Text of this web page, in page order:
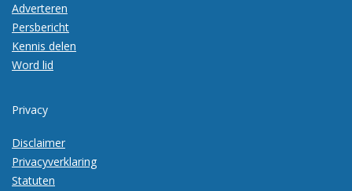
Adverteren
Persbericht
Kennis delen
Word lid
Privacy
Disclaimer
Privacyverklaring
Statuten